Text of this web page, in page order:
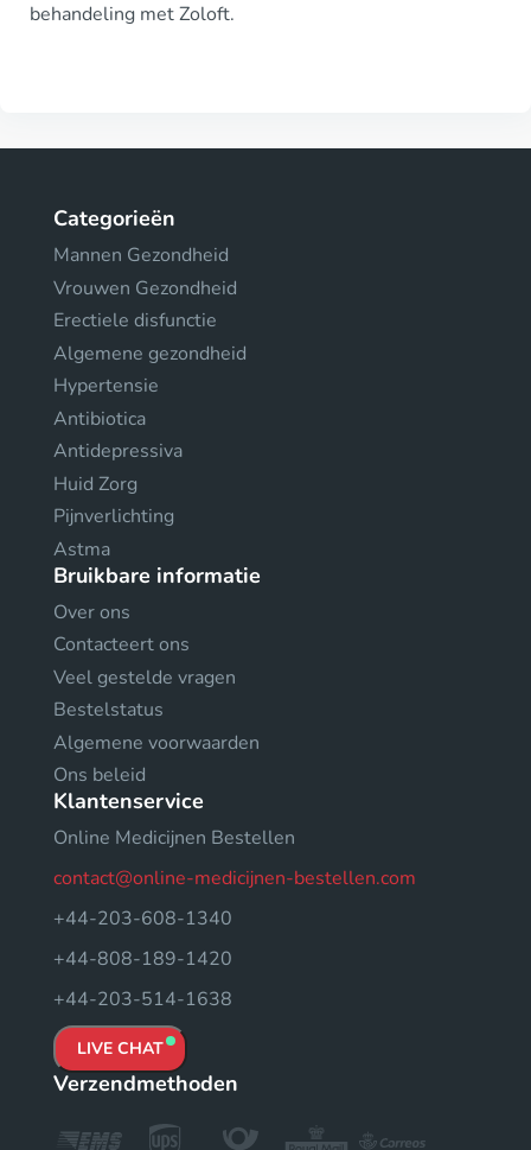
behandeling met Zoloft.
Categorieën
Mannen Gezondheid
Vrouwen Gezondheid
Erectiele disfunctie
Algemene gezondheid
Hypertensie
Antibiotica
Antidepressiva
Huid Zorg
Pijnverlichting
Astma
Bruikbare informatie
Over ons
Contacteert ons
Veel gestelde vragen
Bestelstatus
Algemene voorwaarden
Ons beleid
Klantenservice
Online Medicijnen Bestellen
contact@online-medicijnen-bestellen.com
+44-203-608-1340
+44-808-189-1420
+44-203-514-1638
LIVE CHAT
Verzendmethoden